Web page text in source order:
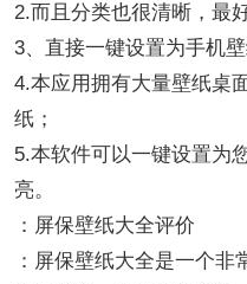
2.而且分类也很清晰，最
3、直接一键设置为手机
4.本应用拥有大量壁纸桌
纸；
5.本软件可以一键设置为
亮。
：屏保壁纸大全评价
：屏保壁纸大全是一个